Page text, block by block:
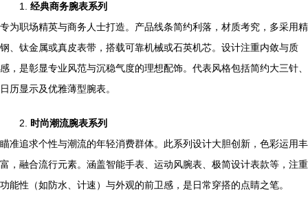
1. 经典商务腕表系列
专为职场精英与商务人士打造。产品线条简约利落，材质考究，多采用精
钢、钛金属或真皮表带，搭载可靠机械或石英机芯。设计注重内敛与质
感，是彰显专业风范与沉稳气度的理想配饰。代表风格包括简约大三针、
日历显示及优雅薄型腕表。
2. 时尚潮流腕表系列
瞄准追求个性与潮流的年轻消费群体。此系列设计大胆创新，色彩运用丰
富，融合流行元素。涵盖智能手表、运动风腕表、极简设计表款等，注重
功能性（如防水、计速）与外观的前卫感，是日常穿搭的点睛之笔。